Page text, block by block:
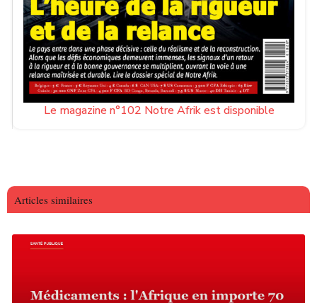
Le magazine n°102 Notre Afrik est disponible
Articles similaires